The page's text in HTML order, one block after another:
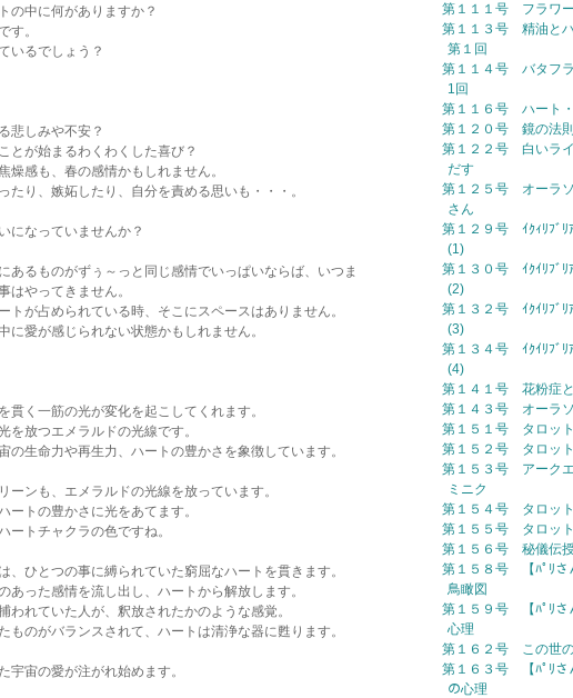
の中に何がありますか？
す。
いるでしょう？
悲しみや不安？
とが始まるわくわくした喜び？
燥感も、春の感情かもしれません。
たり、嫉妬したり、自分を責める思いも・・・。
になっていませんか？
あるものがずぅ～っと同じ感情でいっぱいならば、いつま
はやってきません。
トが占められている時、そこにスペースはありません。
に愛が感じられない状態かもしれません。
貫く一筋の光が変化を起こしてくれます。
を放つエメラルドの光線です。
の生命力や再生力、ハートの豊かさを象徴しています。
ーンも、エメラルドの光線を放っています。
ートの豊かさに光をあてます。
ートチャクラの色ですね。
、ひとつの事に縛られていた窮屈なハートを貫きます。
あった感情を流し出し、ハートから解放します。
われていた人が、釈放されたかのような感覚。
ものがバランスされて、ハートは清浄な器に甦ります。
宇宙の愛が注がれ始めます。
第１１１号 フラワ
第１１３号 精油と
第１回
第１１４号 バタフ
1回
第１１６号 ハート
第１２０号 鏡の法則
第１２２号 白いラ
だす
第１２５号 オーラ
さん
第１２９号 ｲｸｨﾘﾌﾞﾘｱ
(1)
第１３０号 ｲｸｲﾘﾌﾞﾘｱ
(2)
第１３２号 ｲｸｲﾘﾌﾞﾘｱ
(3)
第１３４号 ｲｸｲﾘﾌﾞﾘｱ
(4)
第１４１号 花粉症
第１４３号 オーラ
第１５１号 タロッ
第１５２号 タロッ
第１５３号 アーク
ミニク
第１５４号 タロッ
第１５５号 タロッ
第１５６号 秘儀伝
第１５８号 【ﾊﾟﾘさ
鳥瞰図
第１５９号 【ﾊﾟﾘさ
心理
第１６２号 この世
第１６３号 【ﾊﾟﾘさ
の心理